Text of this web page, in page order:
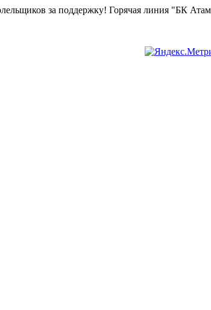
Горячая линия "БК Атаман":268-82-02.